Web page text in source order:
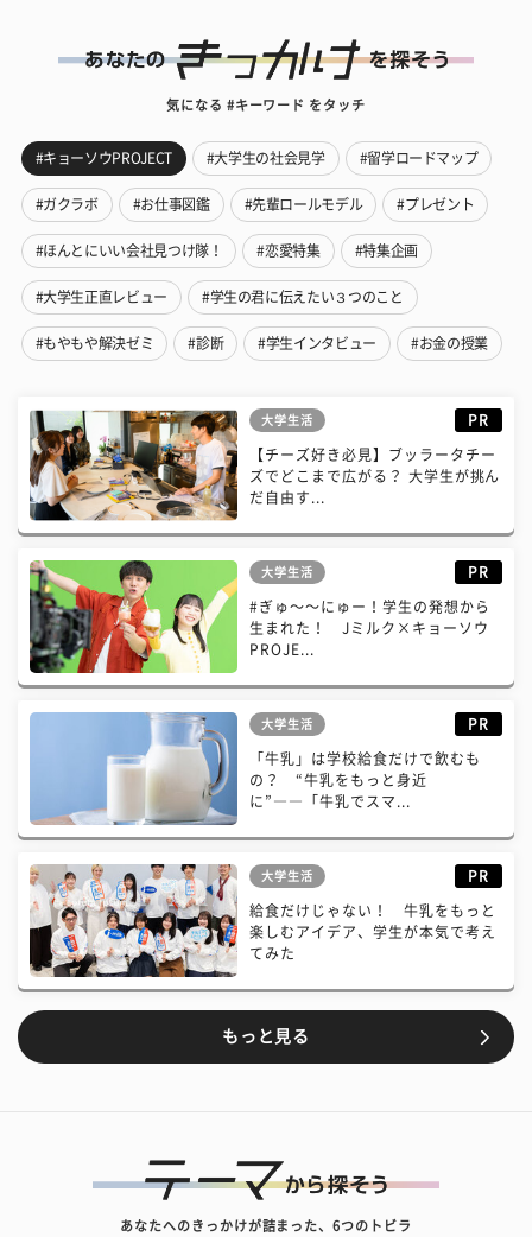
気になる #キーワード をタッチ
#キョーソウPROJECT #大学生の社会見学 #留学ロードマップ
#ガクラボ #お仕事図鑑 #先輩ロールモデル #プレゼント
#ほんとにいい会社見つけ隊！ #恋愛特集 #特集企画
#大学生正直レビュー #学生の君に伝えたい３つのこと
#もやもや解決ゼミ #診断 #学生インタビュー #お金の授業
大学生活 PR
【チーズ好き必見】ブッラータチー
ズでどこまで広がる？ 大学生が挑ん
だ自由す...
大学生活 PR
#ぎゅ〜〜にゅー！学生の発想から
生まれた！ Jミルク×キョーソウ
PROJE...
大学生活 PR
「牛乳」は学校給食だけで飲むも
の？ “牛乳をもっと身近
に”――「牛乳でスマ...
大学生活 PR
給食だけじゃない！ 牛乳をもっと
楽しむアイデア、学生が本気で考え
てみた
もっと見る
あなたへのきっかけが詰まった、6つのトビラ